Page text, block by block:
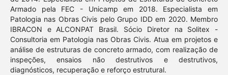
Armado pela FEC - Unicamp em 2018. Especialista em
Patologia nas Obras Civis pelo Grupo IDD em 2020. Membro
IBRACON e ALCONPAT Brasil. Sócio Diretor na Solitex -
Consultoria em Patologia nas Obras Civis. Atua em projetos e
análise de estruturas de concreto armado, com realização de
inspeções, ensaios não destrutivos e destrutivos,
diagnósticos, recuperação e reforço estrutural.